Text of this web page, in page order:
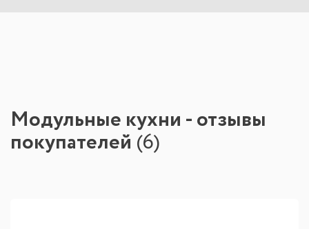
Модульные кухни - отзывы
покупателей (6)